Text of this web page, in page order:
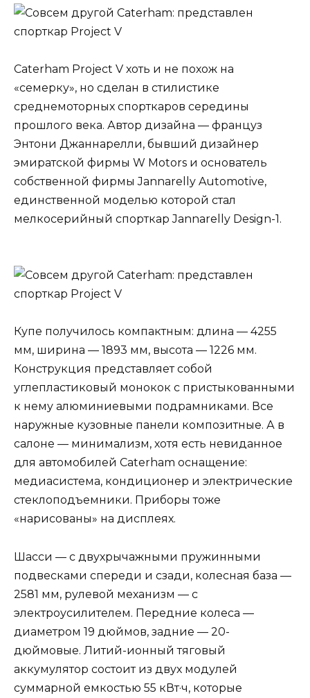
Caterham Project V хоть и не похож на
«семерку», но сделан в стилистике
среднемоторных спорткаров середины
прошлого века. Автор дизайна — француз
Энтони Джаннарелли, бывший дизайнер
эмиратской фирмы W Motors и основатель
собственной фирмы Jannarelly Automotive,
единственной моделью которой стал
мелкосерийный спорткар Jannarelly Design-1.
Купе получилось компактным: длина — 4255
мм, ширина — 1893 мм, высота — 1226 мм.
Конструкция представляет собой
углепластиковый монокок с пристыкованными
к нему алюминиевыми подрамниками. Все
наружные кузовные панели композитные. А в
салоне — минимализм, хотя есть невиданное
для автомобилей Caterham оснащение:
медиасистема, кондиционер и электрические
стеклоподъемники. Приборы тоже
«нарисованы» на дисплеях.
Шасси — с двухрычажными пружинными
подвесками спереди и сзади, колесная база —
2581 мм, рулевой механизм — с
электроусилителем. Передние колеса —
диаметром 19 дюймов, задние — 20-
дюймовые. Литий-ионный тяговый
аккумулятор состоит из двух модулей
суммарной емкостью 55 кВт·ч, которые